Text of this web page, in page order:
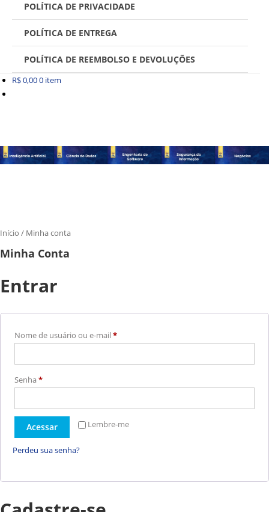
POLÍTICA DE PRIVACIDADE
POLÍTICA DE ENTREGA
POLÍTICA DE REEMBOLSO E DEVOLUÇÕES
R$0,000 item
Início / Minha conta
Minha Conta
Entrar
Nome de usuário ou e-mail *
Senha *
Lembre-me
Acessar
Perdeu sua senha?